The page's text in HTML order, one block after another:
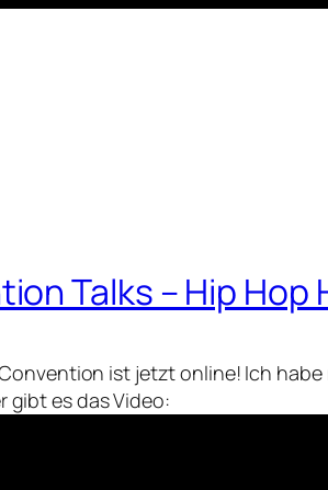
Talks – Hip
ist jetzt online! Ich
gibt es das Video: